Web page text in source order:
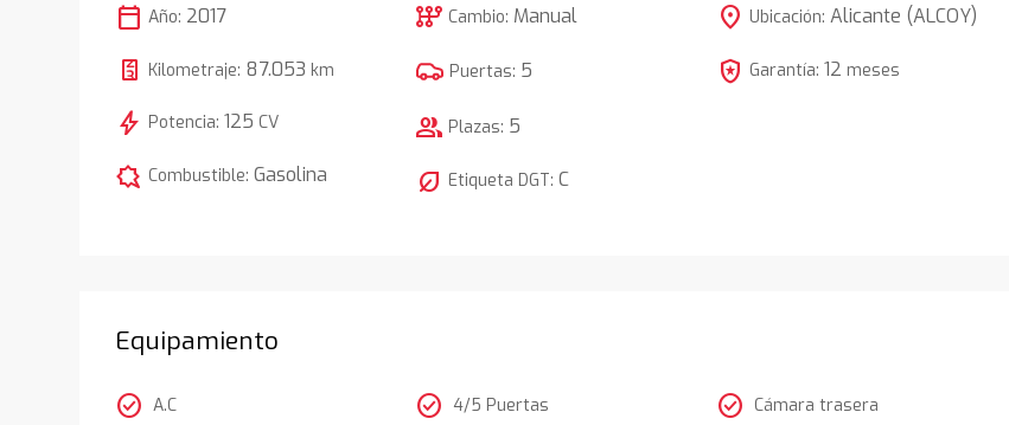
calendar_today Año: 2017
Kilometraje: 87.053 km
bolt Potencia:125 CV
comic_bubble Combustible:Gasolina
auto_transmission Cambio: Manual
Puertas: 5
group Plazas: 5
nest_eco_leaf Etiqueta DGT:C
location_on Ubicación: Alicante (ALCOY)
local_police Garantía: 12 meses
Equipamiento
check_circle A.C check_circle 4/5 Puertas check_circle Cámara trasera